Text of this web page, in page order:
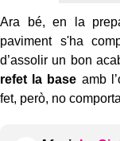
Ara bé, en la
paviment s'ha
d’assolir un bon
refet la base amb
fet, però, no